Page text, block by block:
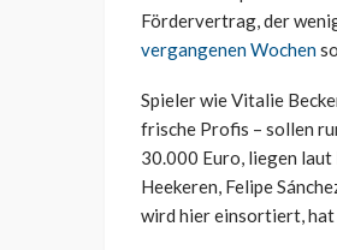
Fördervertrag, der
vergangenen Wochen
Spieler wie Vitalie
frische Profis – sollen
30.000 Euro, liegen
Heekeren, Felipe
wird hier einsortiert, hat